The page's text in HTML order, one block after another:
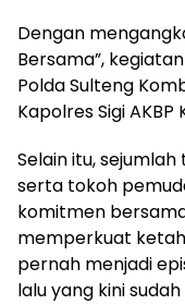
Dengan
Bersama”,
Polda Sulteng
Kapolres Sigi
Selain itu,
serta tokoh
komitmen
memperkuat
pernah menjadi
lalu yang kini